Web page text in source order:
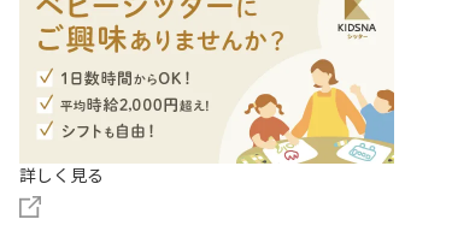
詳しく見る